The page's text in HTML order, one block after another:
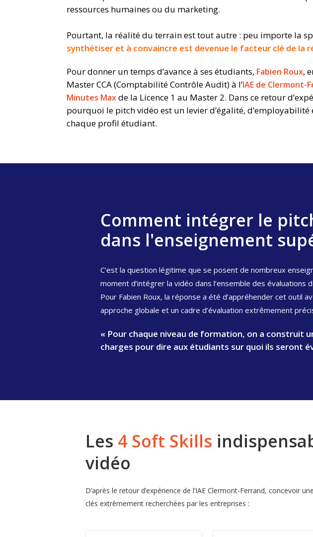
ressources humaines ou du marketing.
Pourtant, la réalité du terrain est tout autre : peu importe la
synthétiser et à convaincre est devenue le facteur clé de la
Pour donner un temps d’avance à ses étudiants, Fabien Roux,
Master CCA (Comptabilité Contrôle Audit) à l’IAE de Clermont-
Minutes Maxde la Licence 1 au Master 2. Dans ce retour
pourquoi le pitch vidéo est un levier d’égalité,
chaque profil étudiant.
Comment intégrer le
dans l'enseignement
C’est la question légitime que se posent de nombreux
moment d’intégrer la vidéo dans l’ensemble des évaluations
Pour Fabien Roux, la réponse a été d’appréhender cet outil
approche globale et un cadre d’évaluation extrêmement
« Pour chaque niveau de formation, on a construit
charges pour dire aux étudiants sur quoi ils seront
Les 4 Soft Skills
vidéo
D’après le retour d’expérience de l’IAE Clermont-Ferrand, concevoir
clés extrêmement recherchées par les entreprises :